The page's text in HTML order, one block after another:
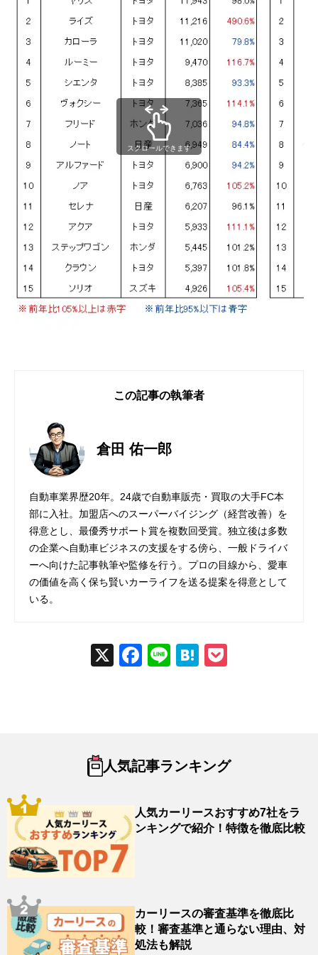
スクロールできます
この記事の執筆者
倉田 佑一郎
自動車業界歴20年。24歳で自動車販売・買取の大手FC本
部に入社。加盟店へのスーパーバイジング（経営改善）を
得意とし、最優秀サポート賞を複数回受賞。独立後は多数
の企業へ自動車ビジネスの支援をする傍ら、一般ドライバ
ーへ向けた記事執筆や監修を行う。プロの目線から、愛車
の価値を高く保ち賢いカーライフを送る提案を得意として
いる。
X
Fac
Line
Hat
人気記事ランキング
人気カーリースおすすめ7社をラ
ンキングで紹介！特徴を徹底比較
カーリースの審査基準を徹底比
較！審査基準と通らない理由、対
処法も解説